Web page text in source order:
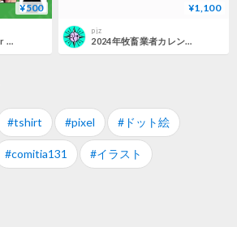
¥500 ¥1,100
pjz
#tshirt #pixel #ドット絵
#comitia131 #イラスト